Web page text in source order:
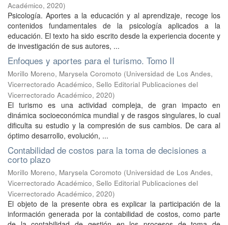
Académico, 2020)
Psicología. Aportes a la educación y al aprendizaje, recoge los
contenidos fundamentales de la psicología aplicados a la
educación. El texto ha sido escrito desde la experiencia docente y
de investigación de sus autores, ...
Enfoques y aportes para el turismo. Tomo II
Morillo Moreno, Marysela Coromoto (Universidad de Los Andes,
Vicerrectorado Académico, Sello Editorial Publicaciones del
Vicerrectorado Académico, 2020)
El turismo es una actividad compleja, de gran impacto en
dinámica socioeconómica mundial y de rasgos singulares, lo cual
dificulta su estudio y la compresión de sus cambios. De cara al
óptimo desarrollo, evolución, ...
Contabilidad de costos para la toma de decisiones a
corto plazo
Morillo Moreno, Marysela Coromoto (Universidad de Los Andes,
Vicerrectorado Académico, Sello Editorial Publicaciones del
Vicerrectorado Académico, 2020)
El objeto de la presente obra es explicar la participación de la
información generada por la contabilidad de costos, como parte